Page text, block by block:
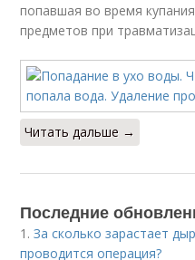
попавшая во время
предметов при
Читать дальше →
Последние
1.За сколько зарастает
проводится операция?